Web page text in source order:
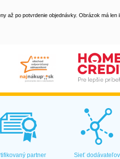
až po potvrdenie objednávky. Obrázok má len
partner Sieť dodávateľov